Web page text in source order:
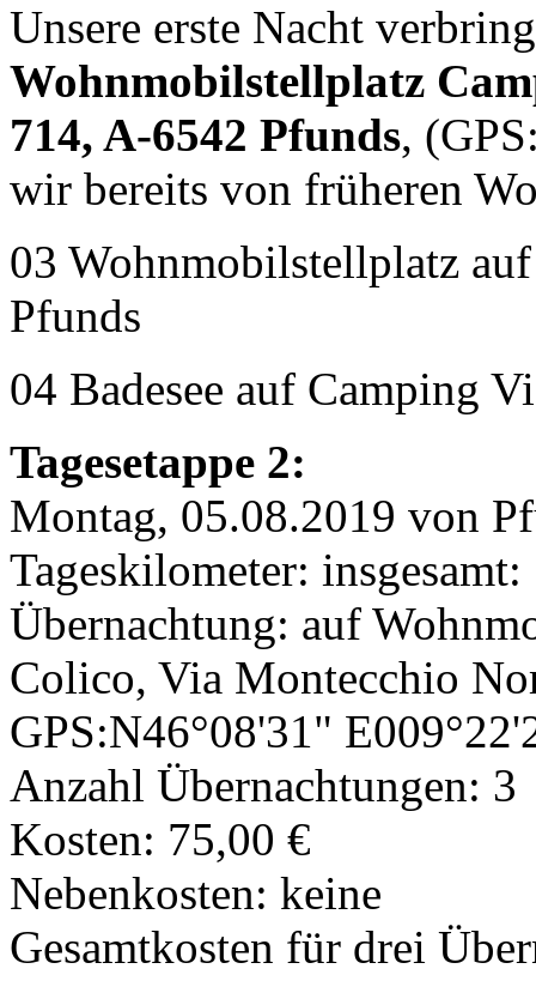
Unsere erste Nacht
Wohnmobilstellplatz
714, A-6542 Pfunds,
wir bereits von früheren
03 Wohnmobilstellplatz
Pfunds
04 Badesee auf Camping
Tagesetappe 2:
Montag, 05.08.2019 von
Tageskilometer:
Übernachtung: auf
Colico, Via Montecchio
GPS:N46°08'31"
Anzahl Übernachtungen: 3
Kosten: 75,00 €
Nebenkosten: keine
Gesamtkosten für drei